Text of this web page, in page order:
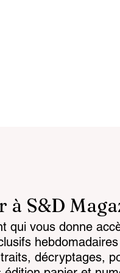
Vidéo
l’éthique
de la
à S&D
qui vous donne
décryptages,